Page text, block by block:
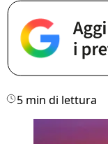
5 min di lettura